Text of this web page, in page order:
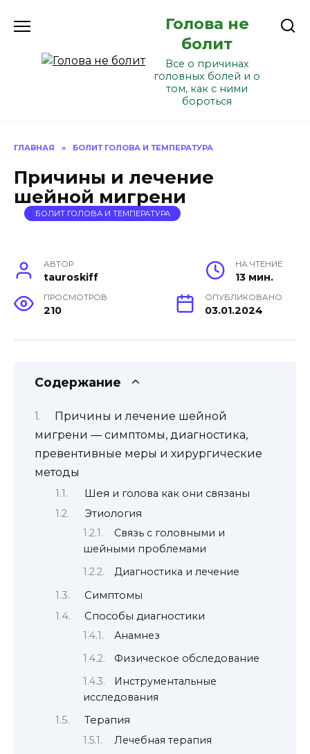
Голова не
болит
Все о причинах
головных болей и о
том, как с ними
бороться
ГЛАВНАЯ » БОЛИТ ГОЛОВА И ТЕМПЕРАТУРА
Причины и лечение
шейной мигрени
БОЛИТ ГОЛОВА И ТЕМПЕРАТУРА
АВТОР
tauroskiff
НА ЧТЕНИЕ
13 мин.
ПРОСМОТРОВ
210
ОПУБЛИКОВАНО
03.01.2024
Содержание
Причины и лечение шейной
мигрени — симптомы, диагностика,
превентивные меры и хирургические
методы
Шея и голова как они связаны
Этиология
Связь с головными и
шейными проблемами
Диагностика и лечение
Симптомы
Способы диагностики
Анамнез
Физическое обследование
Инструментальные
исследования
Терапия
Лечебная терапия